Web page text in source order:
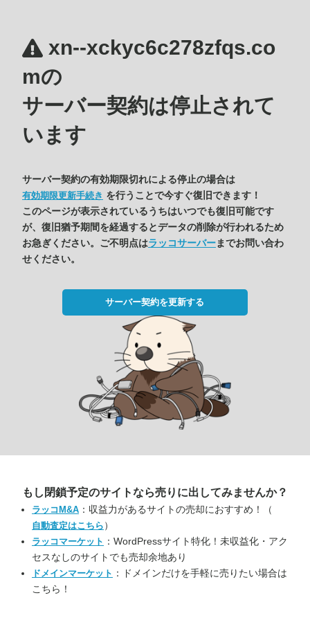
xn--xckyc6c278zfqs.co
mの
サーバー契約は停止されて
います
サーバー契約の有効期限切れによる停止の場合は
有効期限更新手続き を行うことで今すぐ復旧できます！
このページが表示されているうちはいつでも復旧可能です
が、復旧猶予期間を経過するとデータの削除が行われるため
お急ぎください。ご不明点はラッコサーバーまでお問い合わ
せください。
サーバー契約を更新する
もし閉鎖予定のサイトなら売りに出してみませんか？
ラッコM&A ：収益力があるサイトの売却におすすめ！（
自動査定はこちら ）
ラッコマーケット ：WordPressサイト特化！未収益化・アク
セスなしのサイトでも売却余地あり
ドメインマーケット ：ドメインだけを手軽に売りたい場合は
こちら！